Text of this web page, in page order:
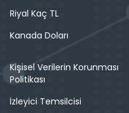
Riyal Kaç TL
Kanada Doları
Kişisel Verilerin Korunması
Politikası
İzleyici Temsilcisi